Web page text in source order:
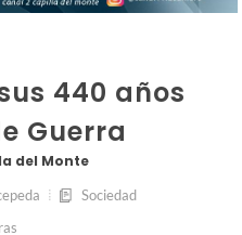
440 años
Guerra
del Monte
Sociedad